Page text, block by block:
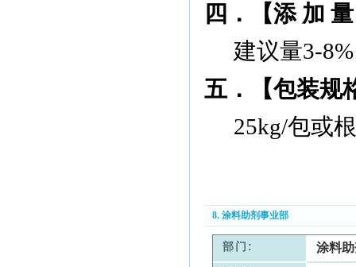
四．【添 加
建议量3-8%
五．【包装规
25kg/包或
8. 涂料助剂事业部
部门: 涂料